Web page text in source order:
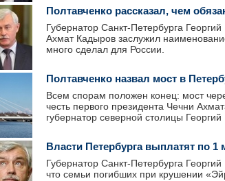
Полтавченко рассказал, чем
Губернатор Санкт-Петербурга
Ахмат Кадыров заслужил
много сделал для России.
Полтавченко назвал мост в
Всем спорам положен конец: мост
честь первого президента Чечни
губернатор северной столицы Георгий
Власти Петербурга выплатят по
Губернатор Санкт-Петербурга
что семьи погибших при крушении